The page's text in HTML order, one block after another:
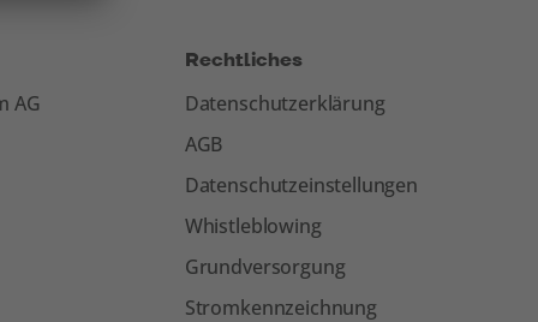
AG
Rechtliches
Datenschutzerklärung
AGB
Datenschutzeinstellungen
Whistleblowing
Grundversorgung
Stromkennzeichnung